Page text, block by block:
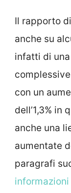
Il rapporto
anche su
infatti di una
con un
dell’1,3% in
anche una
aumentate
paragrafi
informazioni